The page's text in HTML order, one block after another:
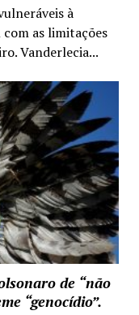
à
com as limitações
Vanderlecia...
de “não
“genocídio”.